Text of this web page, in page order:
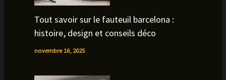
Tout savoir sur le fauteuil barcelona :
histoire, design et conseils déco
novembre 16, 2025